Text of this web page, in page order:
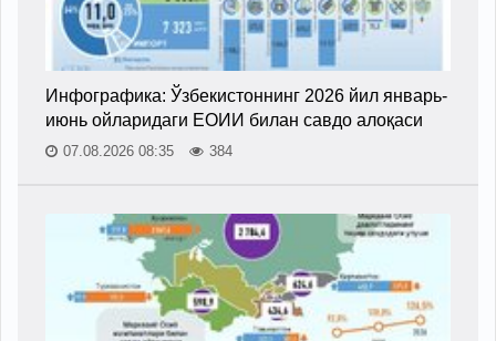
Инфографика: Ўзбекистоннинг 2026 йил январь-
июнь ойларидаги ЕОИИ билан савдо алоқаси
07.08.2026 08:35 384